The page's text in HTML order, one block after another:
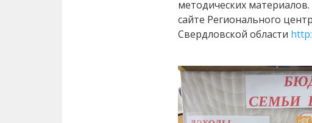
методических
сайте Регионального
Свердловской области